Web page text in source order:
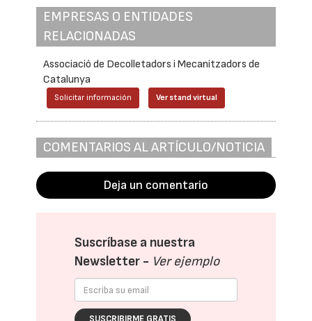
EMPRESAS O ENTIDADES
RELACIONADAS
Associació de Decolletadors i Mecanitzadors de
Catalunya
Solicitar información Ver stand virtual
COMENTARIOS AL ARTÍCULO/NOTICIA
Deja un comentario
Suscríbase a nuestra
Newsletter - Ver ejemplo